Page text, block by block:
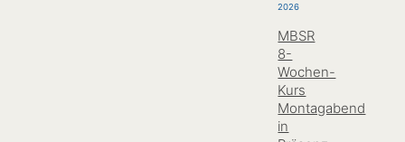
2026
MBSR
8-
Wochen-
Kurs
Montagabend
in